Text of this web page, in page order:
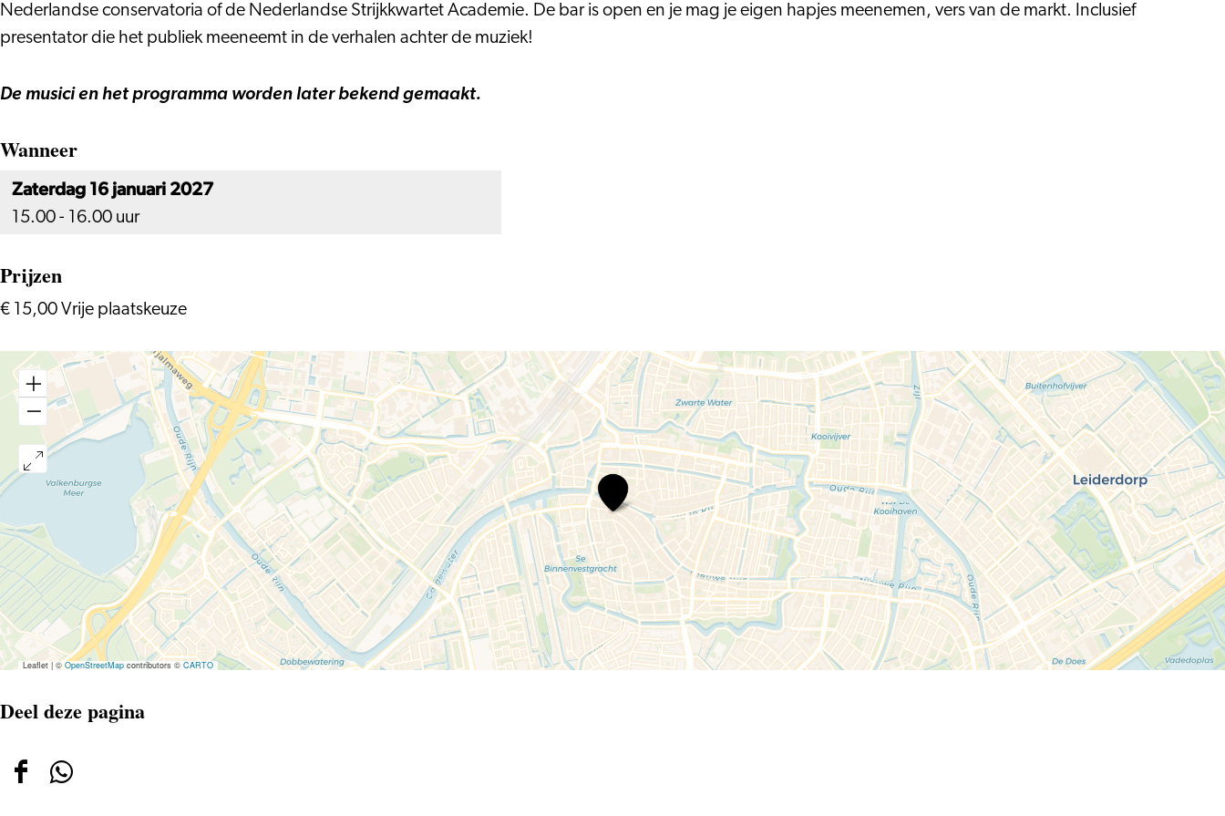
Nederlandse conservatoria of de Nederlandse Strijkkwartet Academie. De bar is open en je mag je eigen hapjes meenemen, vers van de markt. Inclusief
presentator die het publiek meeneemt in de verhalen achter de muziek!
De musici en het programma worden later bekend gemaakt.
Wanneer
Zaterdag 16 januari 2027
15.00 - 16.00 uur
Prijzen
€ 15,00 Vrije plaatskeuze
Scheidenvandemarkt
#4
Leaflet|©OpenStreetMapcontributors ©CARTO
Deel deze pagina
Deel Deel